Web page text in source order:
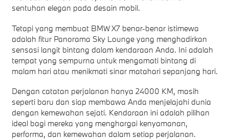
sentuhan elegan pada desain mobil.
Tetapi yang membuat BMW X7 benar-benar istimewa
adalah fitur Panorama Sky Lounge yang menghadirkan
sensasi langit bintang dalam kendaraan Anda. Ini adalah
tempat yang sempurna untuk mengamati bintang di
malam hari atau menikmati sinar matahari sepanjang hari.
Dengan catatan perjalanan hanya 24000 KM, masih
seperti baru dan siap membawa Anda menjelajahi dunia
dengan kemewahan sejati. Kendaraan ini adalah pilihan
ideal bagi mereka yang menghargai kenyamanan,
performa, dan kemewahan dalam setiap perjalanan.